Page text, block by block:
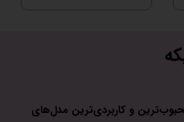
و کاربردی‌ترین مدل‌های